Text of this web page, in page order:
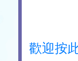
歡迎按